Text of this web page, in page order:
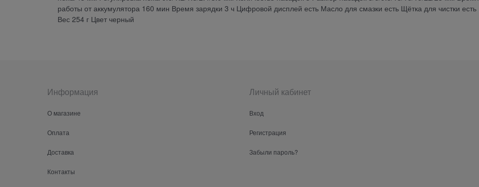
работы от аккумулятора 160 мин Время зарядки 3 ч Цифровой дисплей есть Масло для смазки есть Щётка для чистки есть
Вес 254 г Цвет черный
Информация
О магазине
Оплата
Доставка
Контакты
Личный кабинет
Вход
Регистрация
Забыли пароль?